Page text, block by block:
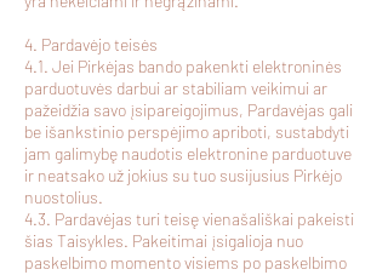
4. Pardavėjo teisės
4.1. Jei Pirkėjas bando pakenkti elektroninės
parduotuvės darbui ar stabiliam veikimui ar
pažeidžia savo įsipareigojimus, Pardavėjas gali
be išankstinio perspėjimo apriboti, sustabdyti
jam galimybę naudotis elektronine parduotuve
ir neatsako už jokius su tuo susijusius Pirkėjo
nuostolius.
4.3. Pardavėjas turi teisę vienašališkai pakeisti
šias Taisykles. Pakeitimai įsigalioja nuo
paskelbimo momento visiems po paskelbimo